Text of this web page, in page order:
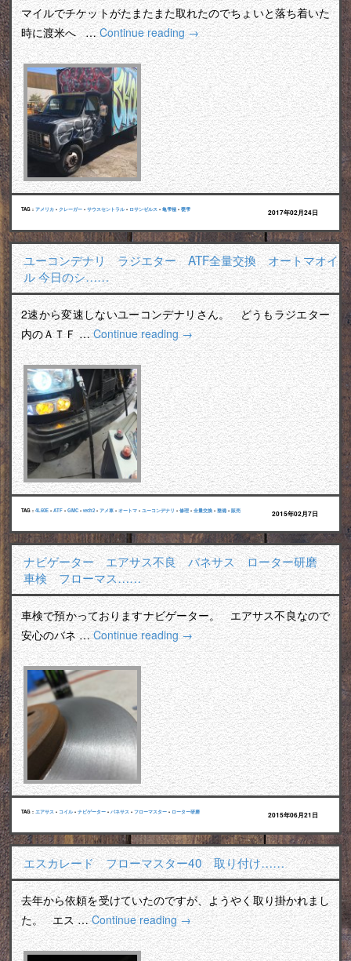
マイルでチケットがたまたまた取れたのでちょいと落ち着いた
時に渡米へ …Continue reading→
TAG : アメリカ • クレーガー • サウスセントラル • ロサンゼルス • 亀雫極 • 甕雫 2017年02月24日
ユーコンデナリ ラジエター ATF全量交換 オートマオイ
ル 今日のシ……
2速から変速しないユーコンデナリさん。 どうもラジエター
内のＡＴＦ …Continue reading→
TAG : 4L60E • ATF • GMC • tech2 • アメ車 • オートマ • ユーコンデナリ • 修理 • 全量交換 • 整備 • 販売 2015年02月7日
ナビゲーター エアサス不良 バネサス ローター研磨
車検 フローマス……
車検で預かっておりますナビゲーター。 エアサス不良なので
安心のバネ …Continue reading→
TAG : エアサス • コイル • ナビゲーター • バネサス • フローマスター • ローター研磨 2015年06月21日
エスカレード フローマスター40 取り付け……
去年から依頼を受けていたのですが、ようやく取り掛かれまし
た。 エス …Continue reading→